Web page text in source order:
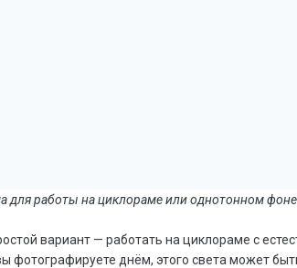
для работы на циклораме или однотонном
вариант — работать на циклораме с
фотографируете днём, этого света может